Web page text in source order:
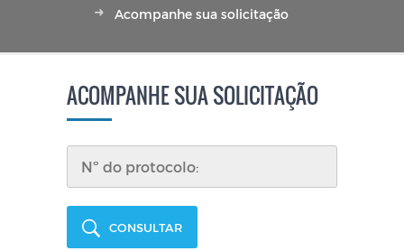
Acompanhe sua solicitação
ACOMPANHE SUA SOLICITAÇÃO
CONSULTAR